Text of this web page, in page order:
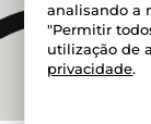
analisando a
"Permitir
utilização de
privacidade.